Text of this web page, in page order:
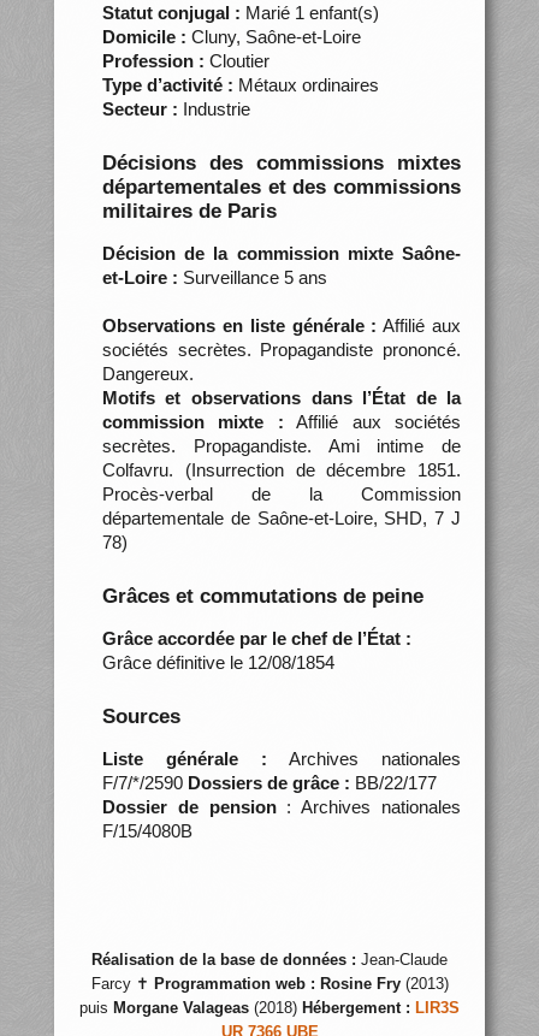
Statut conjugal : Marié 1 enfant(s)
Domicile : Cluny, Saône-et-Loire
Profession : Cloutier
Type d’activité : Métaux ordinaires
Secteur : Industrie
Décisions des commissions mixtes
départementales et des commissions
militaires de Paris
Décision de la commission mixte Saône-
et-Loire : Surveillance 5 ans
Observations en liste générale : Affilié aux
sociétés secrètes. Propagandiste prononcé.
Dangereux.
Motifs et observations dans l’État de la
commission mixte : Affilié aux sociétés
secrètes. Propagandiste. Ami intime de
Colfavru. (Insurrection de décembre 1851.
Procès-verbal de la Commission
départementale de Saône-et-Loire, SHD, 7 J
78)
Grâces et commutations de peine
Grâce accordée par le chef de l’État :
Grâce définitive le 12/08/1854
Sources
Liste générale : Archives nationales
F/7/*/2590 Dossiers de grâce : BB/22/177
Dossier de pension: Archives nationales
F/15/4080B
Réalisation de la base de données : Jean-Claude
Farcy ✝ Programmation web : Rosine Fry(2013)
puis Morgane Valageas (2018) Hébergement : LIR3S
UR 7366 UBE